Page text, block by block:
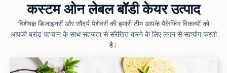
कस्टम ओन लेबल बॉडी केयर उत्पाद
विशेषज्ञ डिजाइनरों और सौंदर्य पेशेवरों की हमारी टीम आपके पैकेजिंग विकल्पों को
आपकी ब्रांड पहचान के साथ सहजता से संरेखित करने के लिए लगन से सहयोग करती
है।